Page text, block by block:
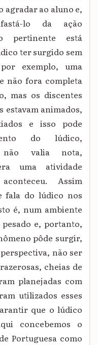
agradar ao aluno e,
lo da ação
pertinente está
ter surgido sem
exemplo, uma
não fora completa
mas os discentes
animados,
e isso pode
do lúdico,
não valia nota,
uma atividade
Assim
fala do lúdico nos
é, num ambiente
e, portanto,
pôde surgir,
não ser
cheias de
planejadas com
utilizados esses
que o lúdico
concebemos o
Portuguesa como